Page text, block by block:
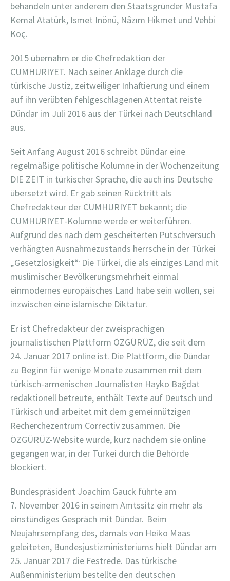
behandeln unter anderem den Staatsgründer Mustafa
Kemal Atatürk, Ismet Inönü, Nâzım Hikmet und Vehbi
Koç.
2015 übernahm er die Chefredaktion der
CUMHURIYET. Nach seiner Anklage durch die
türkische Justiz, zeitweiliger Inhaftierung und einem
auf ihn verübten fehlgeschlagenen Attentat reiste
Dündar im Juli 2016 aus der Türkei nach Deutschland
aus.
Seit Anfang August 2016 schreibt Dündar eine
regelmäßige politische Kolumne in der Wochenzeitung
DIE ZEIT in türkischer Sprache, die auch ins Deutsche
übersetzt wird. Er gab seinen Rücktritt als
Chefredakteur der CUMHURIYET bekannt; die
CUMHURIYET-Kolumne werde er weiterführen.
Aufgrund des nach dem gescheiterten Putschversuch
verhängten Ausnahmezustands herrsche in der Türkei
„Gesetzlosigkeit“. Die Türkei, die als einziges Land mit
muslimischer Bevölkerungsmehrheit einmal
einmodernes europäisches Land habe sein wollen, sei
inzwischen eine islamische Diktatur.
Er ist Chefredakteur der zweisprachigen
journalistischen Plattform ÖZGÜRÜZ, die seit dem
24. Januar 2017 online ist. Die Plattform, die Dündar
zu Beginn für wenige Monate zusammen mit dem
türkisch-armenischen Journalisten Hayko Bağdat
redaktionell betreute, enthält Texte auf Deutsch und
Türkisch und arbeitet mit dem gemeinnützigen
Recherchezentrum Correctiv zusammen. Die
ÖZGÜRÜZ-Website wurde, kurz nachdem sie online
gegangen war, in der Türkei durch die Behörde
blockiert.
Bundespräsident Joachim Gauck führte am
7. November 2016 in seinem Amtssitz ein mehr als
einstündiges Gespräch mit Dündar. Beim
Neujahrsempfang des, damals von Heiko Maas
geleiteten, Bundesjustizministeriums hielt Dündar am
25. Januar 2017 die Festrede. Das türkische
Außenministerium bestellte den deutschen